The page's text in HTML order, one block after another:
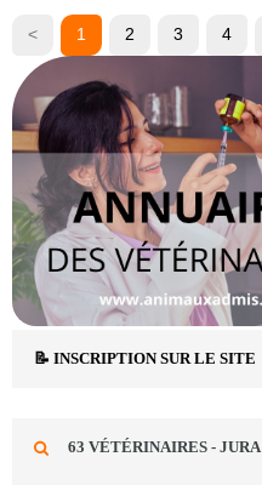
< 1 2 3 4
📝 INSCRIPTION SUR LE SITE
63 VÉTÉRINAIRES - JURA